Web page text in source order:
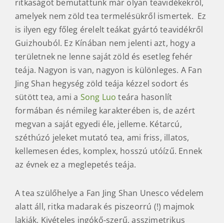
ritkaságot bemutattunk már olyan teavidékekről,
amelyek nem zöld tea termelésükről ismertek. Ez
is ilyen egy főleg érelelt teákat gyártó teavidékről
Guizhouból. Ez Kínában nem jelenti azt, hogy a
területnek ne lenne saját zöld és esetleg fehér
teája. Nagyon is van, nagyon is különleges. A Fan
Jing Shan hegység zöld teája kézzel sodort és
sütött tea, ami a Song Luo teára hasonlít
formában és némileg karakterében is, de azért
megvan a saját egyedi éle, jelleme. Kétarcú,
széthúzó jeleket mutató tea, ami friss, illatos,
kellemesen édes, komplex, hosszú utóízű. Ennek
az évnek ez a meglepetés teája.
A tea szülőhelye a Fan Jing Shan Unesco védelem
alatt áll, ritka madarak és piszeorrú (!) majmok
lakják. Kivételes ingókő-szerű, asszimetrikus